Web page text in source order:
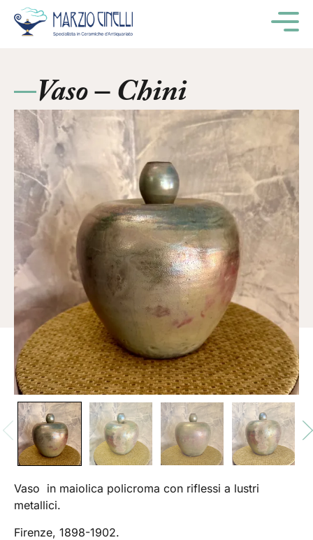
Vaso – Chini
Vaso in maiolica policroma con riflessi a lustri
metallici.
Firenze, 1898-1902.